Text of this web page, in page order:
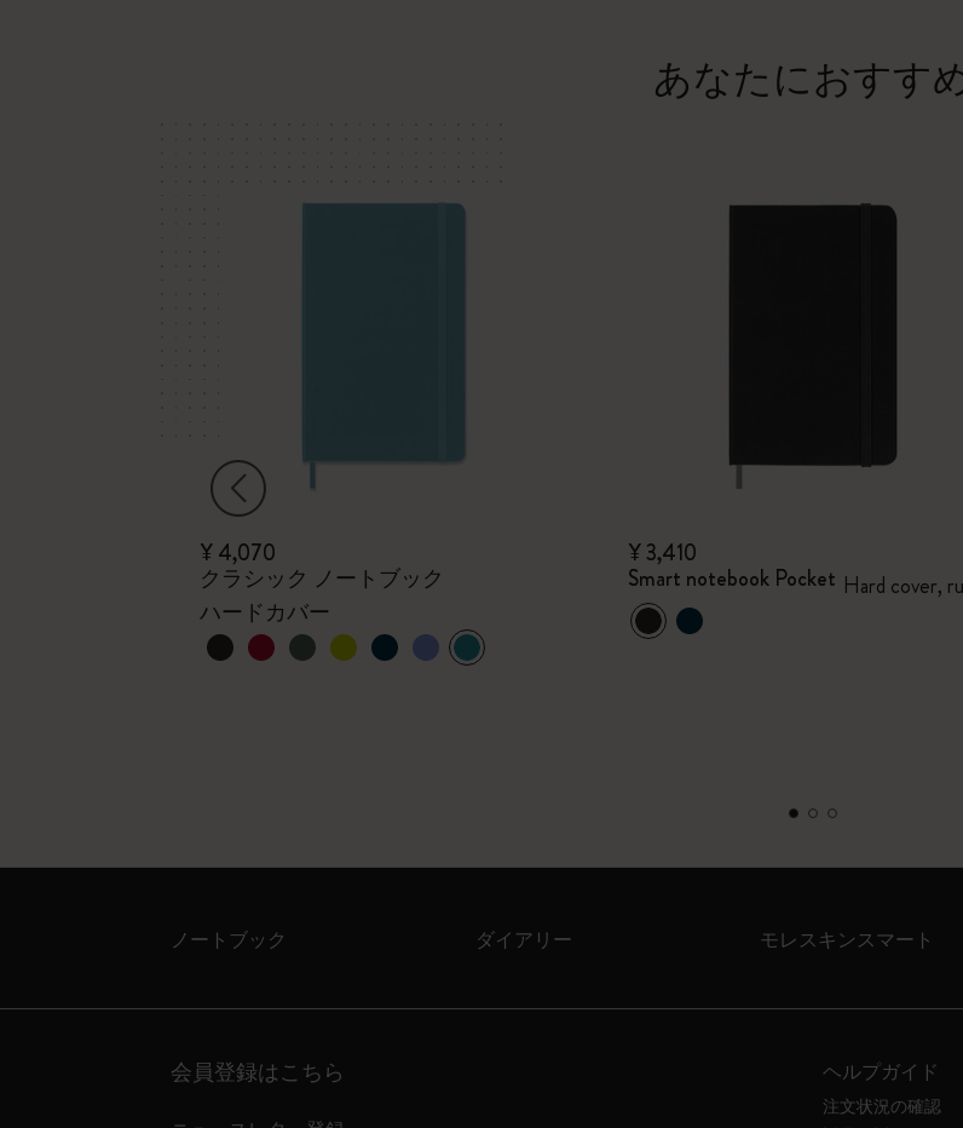
あなたにおすす
¥ 4,070
クラシック ノートブック
ハードカバー
¥ 3,410
Smart notebook Pocket Hard cover,
ノートブック ダイアリー モレスキンスマート
会員登録はこちら ヘルプガイド
注文状況の確認